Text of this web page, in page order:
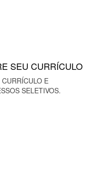
SEU CURRÍCULO
E
SELETIVOS.